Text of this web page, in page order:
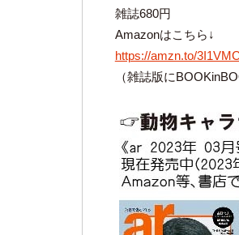
雑誌680円
Amazonはこちら↓
https://amzn.to/
（雑誌版に